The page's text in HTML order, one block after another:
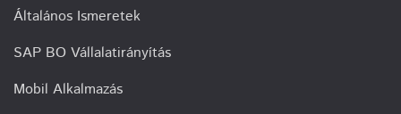
Általános Ismeretek
SAP BO Vállalatirányítás
Mobil Alkalmazás